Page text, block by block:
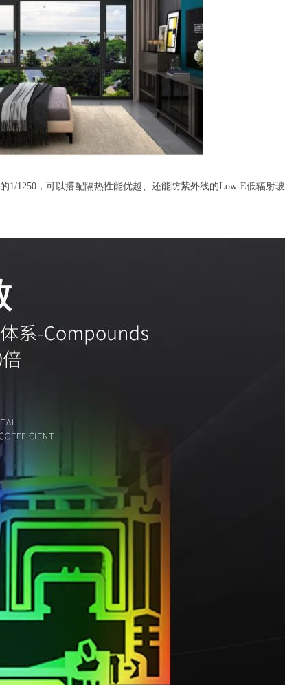
1/1250，可以搭配隔热性能优越、还能防紫外线的Low-E低辐射